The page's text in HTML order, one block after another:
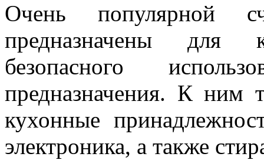
Очень популярной
предназначены для
безопасного
предназначения. К ним
кухонные
электроника, а также